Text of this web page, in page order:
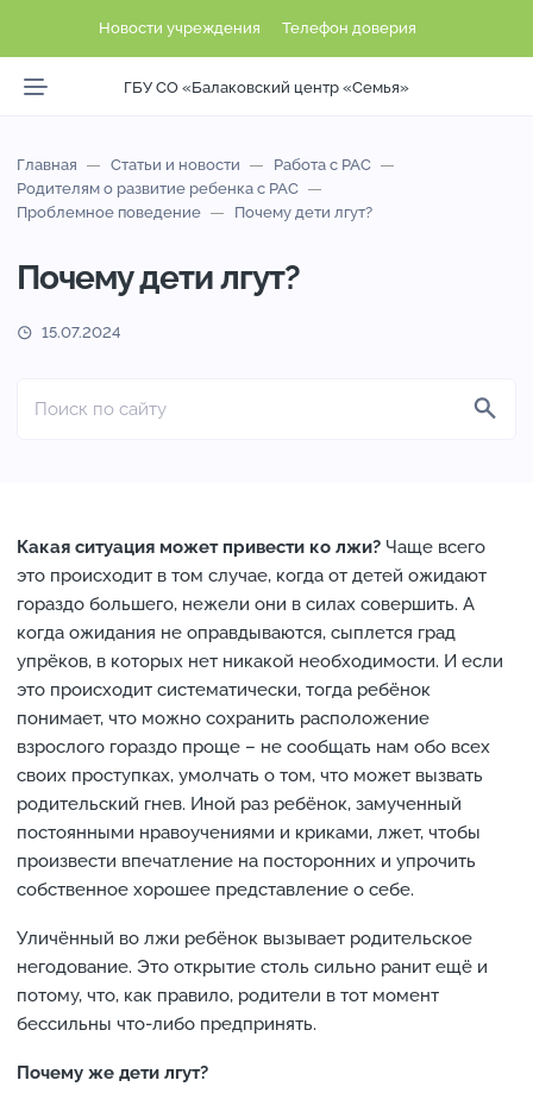
Новости учреждения Телефон доверия
ГБУ СО «Балаковский центр «Семья»
Главная Статьи и новости
Работа с РАС
Родителям о развитие ребенка с РАС
Проблемное поведение
Почему дети лгут?
Почему дети лгут?
15.07.2024
Какая ситуация может привести ко лжи? Чаще всего
это происходит в том случае, когда от детей ожидают
гораздо большего, нежели они в силах совершить. А
когда ожидания не оправдываются, сыплется град
упрёков, в которых нет никакой необходимости. И если
это происходит систематически, тогда ребёнок
понимает, что можно сохранить расположение
взрослого гораздо проще – не сообщать нам обо всех
своих проступках, умолчать о том, что может вызвать
родительский гнев. Иной раз ребёнок, замученный
постоянными нравоучениями и криками, лжет, чтобы
произвести впечатление на посторонних и упрочить
собственное хорошее представление о себе.
Уличённый во лжи ребёнок вызывает родительское
негодование. Это открытие столь сильно ранит ещё и
потому, что, как правило, родители в тот момент
бессильны что-либо предпринять.
Почему же дети лгут?